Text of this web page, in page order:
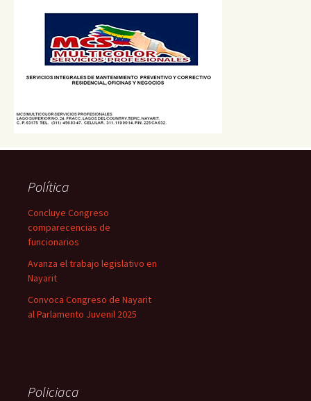
Política
Concluye Congreso
comparecencias de
funcionarios
Avanza el trabajo legislativo en
Nayarit
Convoca Congreso de Nayarit
al Parlamento Juvenil 2025
Policiaca